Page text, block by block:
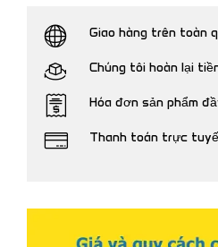
Giao hàng trên toàn
Chúng tôi hoàn lại
Hóa đơn sản phẩm
Thanh toán trực